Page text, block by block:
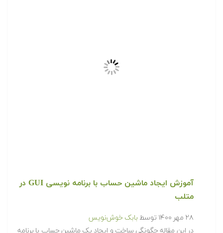
آموزش ایجاد ماشین حساب با برنامه نویسی GUI در
متلب
۲۸ مهر ۱۴۰۰ توسط بابک خوش‌نویس
در این مقاله چگونگی ساخت و ایجاد یک ماشین حساب با برنامه